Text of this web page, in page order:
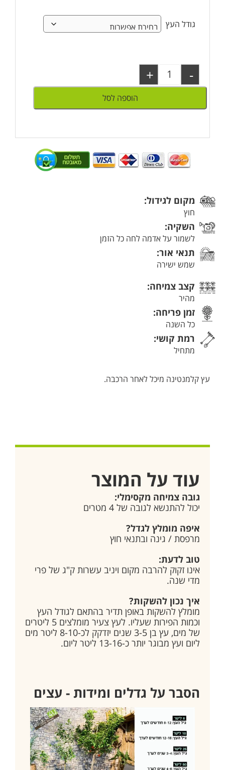
גודל העץ
-
+
הוספה לסל
מקום לגידול:
חוץ
השקיה:
לשמור על אדמה לחה כל הזמן
תנאי אור:
שמש ישירה
קצב צמיחה:
מהיר
זמן פריחה:
כל השנה
רמת קושי:
מתחיל
עץ קלמנטינה מיכל לאחר הרכבה.
עוד על המוצר
גובה צמיחה מקסימלי:
יכול להתנשא לגובה של 4 מטרים
איפה מומלץ לגדל?
מרפסת / גינה ובתנאי חוץ
טוב לדעת:
אינו זקוק להרבה מקום ויניב עשרות ק"ג של פרי
מדי שנה.
איך נכון להשקות?
מומלץ להשקות באופן תדיר בהתאם לגודל העץ
וכמות הפירות שעליו. לעץ צעיר מומלצים 5 ליטרים
של מים, עץ בן 3-5 שנים יזדקק לכ-8-10 ליטר מים
ליום ועץ מבוגר יותר כ-13-16 ליטר ליום.
הסבר על גדלים ומידות - עצים